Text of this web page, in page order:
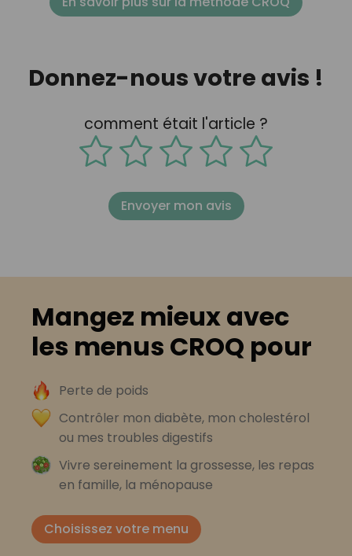
Donnez-nous votre avis !
comment était l'article ?
Envoyer mon avis
Mangez mieux avec
les menus CROQ pour
Perte de poids
Contrôler mon diabète, mon cholestérol
ou mes troubles digestifs
Vivre sereinement la grossesse, les repas
en famille, la ménopause
Choisissez votre menu